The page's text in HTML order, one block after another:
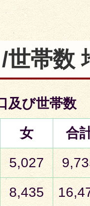
世帯数
及び世帯数
女
合
5,027
8,435